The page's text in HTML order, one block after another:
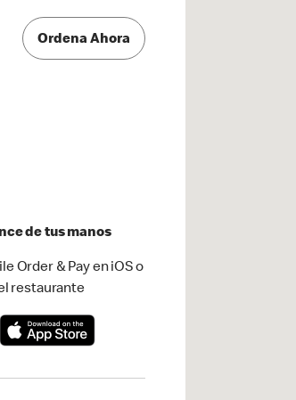
Ordena Ahora
de tus manos
Order & Pay en iOS o
restaurante